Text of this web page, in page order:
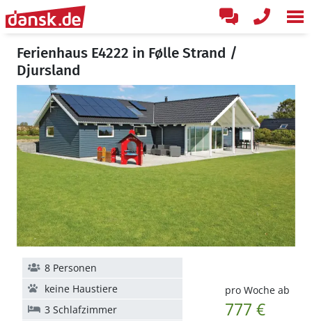
Ferienhaus E4222 in Følle Strand /
Djursland
pro Woche ab
777 €
8 Personen
keine Haustiere
3 Schlafzimmer